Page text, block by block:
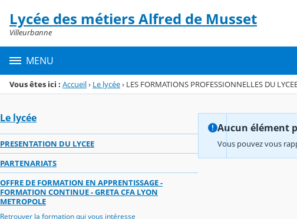
Menu de la rubrique
Contenu
Lycée des métiers Alfred de Musset
Villeurbanne
MENU
Vous êtes ici : Accueil› Le lycée› LES FORMATIONS PROFESSIONNELLES DU
Le lycée
PRESENTATION DU LYCEE
PARTENARIATS
OFFRE DE FORMATION EN APPRENTISSAGE -
FORMATION CONTINUE - GRETA CFA LYON
METROPOLE
Retrouver la formation qui vous intéresse
Aucun élément
Vous pouvez vous